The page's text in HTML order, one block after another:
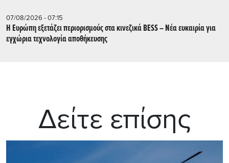
07/08/2026 - 07:15
Η Ευρώπη εξετάζει περιορισμούς στα κινεζικά BESS – Νέα ευκαιρία για
εγχώρια τεχνολογία αποθήκευσης
Δείτε επίσης